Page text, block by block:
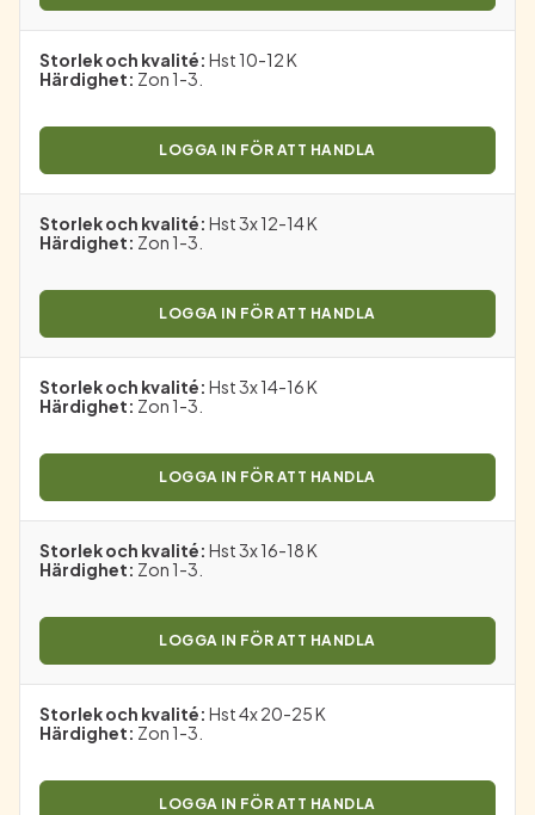
Storlek och kvalité: Hst 10-12 K
Härdighet: Zon 1-3.
LOGGA IN FÖR ATT HANDLA
Storlek och kvalité: Hst 3x 12-14 K
Härdighet: Zon 1-3.
LOGGA IN FÖR ATT HANDLA
Storlek och kvalité: Hst 3x 14-16 K
Härdighet: Zon 1-3.
LOGGA IN FÖR ATT HANDLA
Storlek och kvalité: Hst 3x 16-18 K
Härdighet: Zon 1-3.
LOGGA IN FÖR ATT HANDLA
Storlek och kvalité: Hst 4x 20-25 K
Härdighet: Zon 1-3.
LOGGA IN FÖR ATT HANDLA